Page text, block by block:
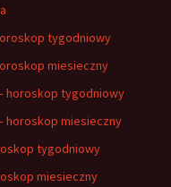
tygodniowy
miesieczny
horoskop tygodniowy
horoskop miesieczny
tygodniowy
miesieczny